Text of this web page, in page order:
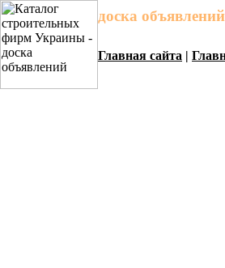
доска
Главная сайта |